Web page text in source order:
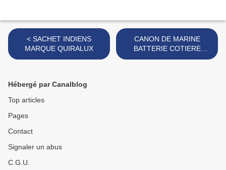
< SACHET INDIENS
MARQUE QUIRALUX
CANON DE MARINE
BATTERIE COTIERE
MARQUE INCONNUE >
Hébergé par Canalblog
Top articles
Pages
Contact
Signaler un abus
C.G.U.